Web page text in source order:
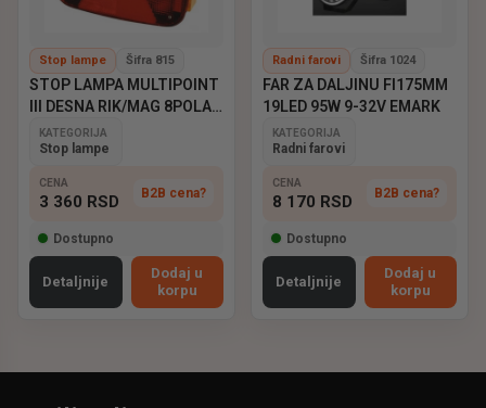
Stop lampe Šifra 815
STOP LAMPA MULTIPOINT
III DESNA RIK/MAG 8POLA
ASPOCK
KATEGORIJA
Stop lampe
CENA
3 360 RSD B2B cena?
Dostupno
Detaljnije
Dodaj u
korpu
Radni farovi Šifra 1024
FAR ZA DALJINU FI175MM
19LED 95W 9-32V EMARK
KATEGORIJA
Radni farovi
CENA
8 170 RSD B2B cena?
Dostupno
Detaljnije
Dodaj u
korpu